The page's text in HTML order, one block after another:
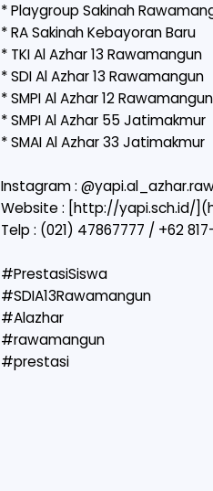
* Playgroup Sakinah
* ⁠RA Sakinah Kebayoran Baru
* TKI Al Azhar 13 Rawamangun
* SDI Al Azhar 13 Rawamangun
* SMPI Al Azhar 12 Rawamangun
* SMPI Al Azhar 55 Jatimakmur
* SMAI Al Azhar 33 Jatimakmur
Instagram :
Website : [ http://yapi.sch.id/
Telp : (021) 47867777 / +62
#PrestasiSiswa
#SDIA13Rawamangun
#Alazhar
#rawamangun
#prestasi